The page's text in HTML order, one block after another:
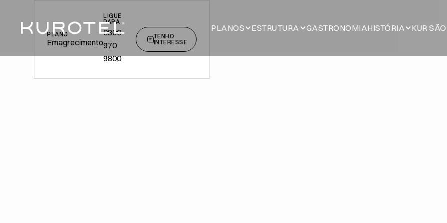
PLANO
Emagrecimento
LIGUE
PARA
0800
970
9800
TENHO
INTERESSE
PLANOS ESTRUTURA GASTRONOMIAHISTÓRIA KUR